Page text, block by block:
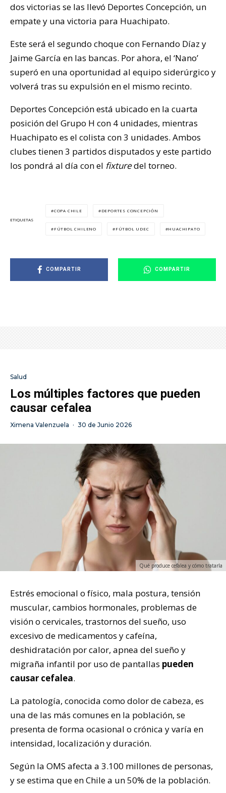
dos victorias se las llevó Deportes Concepción, un
empate y una victoria para Huachipato.
Este será el segundo choque con Fernando Díaz y
Jaime García en las bancas. Por ahora, el ‘Nano’
superó en una oportunidad al equipo siderúrgico y
volverá tras su expulsión en el mismo recinto.
Deportes Concepción está ubicado en la cuarta
posición del Grupo H con 4 unidades, mientras
Huachipato es el colista con 3 unidades. Ambos
clubes tienen 3 partidos disputados y este partido
los pondrá al día con el fixturedel torneo.
ETIQUETAS
COPA CHILE DEPORTES CONCEPCIÓN
FÚTBOL CHILENO FÚTBOL UDEC HUACHIPATO
COMPARTIR COMPARTIR
Salud
Los múltiples factores que pueden
causar cefalea
Ximena Valenzuela · 30 de Junio 2026
Qué produce cefalea y cómo tratarla
Estrés emocional o físico, mala postura, tensión
muscular, cambios hormonales, problemas de
visión o cervicales, trastornos del sueño, uso
excesivo de medicamentos y cafeína,
deshidratación por calor, apnea del sueño y
migraña infantil por uso de pantallas pueden
causar cefalea.
La patología, conocida como dolor de cabeza, es
una de las más comunes en la población, se
presenta de forma ocasional o crónica y varía en
intensidad, localización y duración.
Según la OMS afecta a 3.100 millones de personas,
y se estima que en Chile a un 50% de la población.